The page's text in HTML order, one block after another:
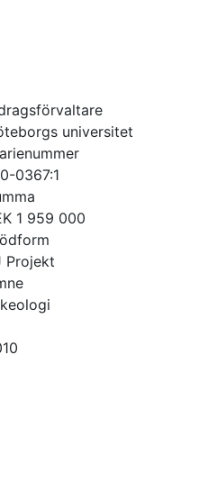
universitet
0367:1
1 959 000
Projekt